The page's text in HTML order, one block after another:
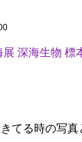
てる時の写真